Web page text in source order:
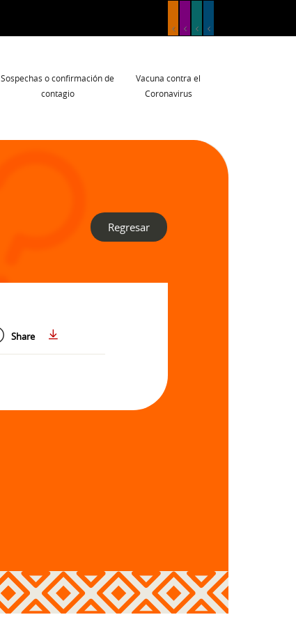
Sospechas o confirmación de
contagio
Vacuna contra el
Coronavirus
Regresar
Share